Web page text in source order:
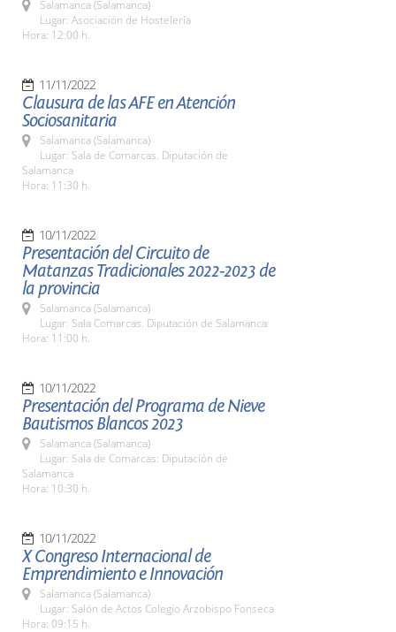
Salamanca (Salamanca)
Lugar: Asociación de Hostelería
Hora: 12:00 h.
11/11/2022
Clausura de las AFE en Atención
Sociosanitaria
Salamanca (Salamanca)
Lugar: Sala de Comarcas. Diputación de
Salamanca
Hora: 11:30 h.
10/11/2022
Presentación del Circuito de
Matanzas Tradicionales 2022-2023 de
la provincia
Salamanca (Salamanca)
Lugar: Sala Comarcas. Diputación de Salamanca
Hora: 11:00 h.
10/11/2022
Presentación del Programa de Nieve
Bautismos Blancos 2023
Salamanca (Salamanca)
Lugar: Sala de Comarcas: Diputación de
Salamanca
Hora: 10:30 h.
10/11/2022
X Congreso Internacional de
Emprendimiento e Innovación
Salamanca (Salamanca)
Lugar: Salón de Actos Colegio Arzobispo Fonseca
Hora: 09:15 h.